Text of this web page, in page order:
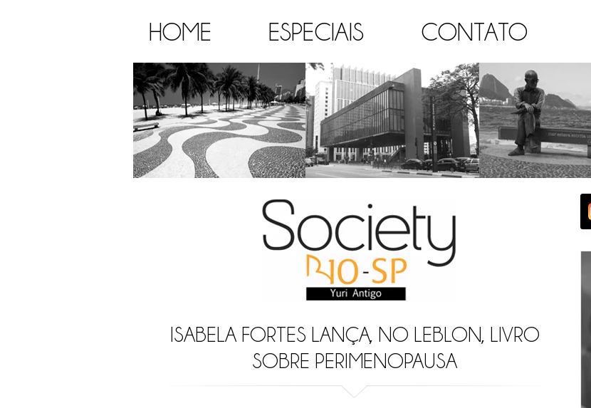
HOME ESPECIAIS CONTATO
ISABELA FORTES LANÇA, NO LEBLON, LIVRO
SOBRE PERIMENOPAUSA